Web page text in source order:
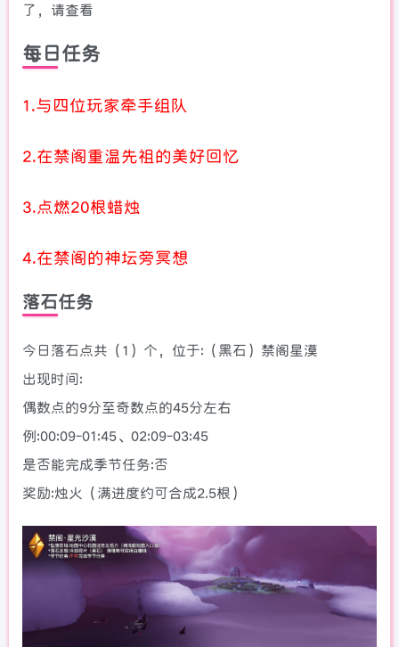
了，请查看
每日任务
1.与四位玩家牵手组队
2.在禁阁重温先祖的美好回忆
3.点燃20根蜡烛
4.在禁阁的神坛旁冥想
落石任务
今日落石点共（1）个，位于:（黑石）禁阁星漠
出现时间:
偶数点的9分至奇数点的45分左右
例:00:09-01:45、02:09-03:45
是否能完成季节任务:否
奖励:烛火（满进度约可合成2.5根）